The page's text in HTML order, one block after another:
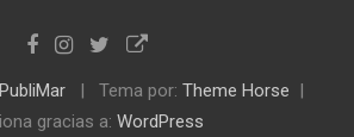
PubliMar Tema por: Theme Horse
gracias a: WordPress